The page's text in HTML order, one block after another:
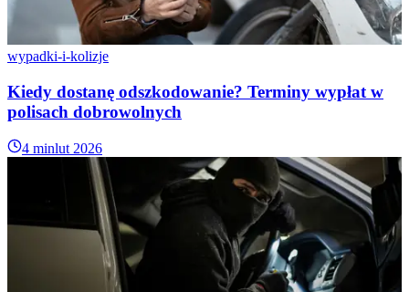
wypadki-i-kolizje
Kiedy dostanę odszkodowanie? Terminy wypłat w
polisach dobrowolnych
4 minlut 2026